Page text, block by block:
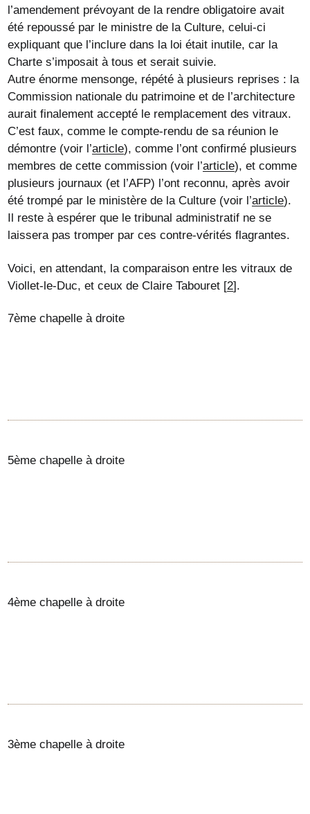
l’amendement prévoyant de la rendre obligatoire avait
été repoussé par le ministre de la Culture, celui-ci
expliquant que l’inclure dans la loi était inutile, car la
Charte s’imposait à tous et serait suivie.
Autre énorme mensonge, répété à plusieurs reprises : la
Commission nationale du patrimoine et de l’architecture
aurait finalement accepté le remplacement des vitraux.
C’est faux, comme le compte-rendu de sa réunion le
démontre (voir l’article), comme l’ont confirmé plusieurs
membres de cette commission (voir l’article), et comme
plusieurs journaux (et l’AFP) l’ont reconnu, après avoir
été trompé par le ministère de la Culture (voir l’article).
Il reste à espérer que le tribunal administratif ne se
laissera pas tromper par ces contre-vérités flagrantes.
Voici, en attendant, la comparaison entre les vitraux de
Viollet-le-Duc, et ceux de Claire Tabouret [2].
7ème chapelle à droite
5ème chapelle à droite
4ème chapelle à droite
3ème chapelle à droite